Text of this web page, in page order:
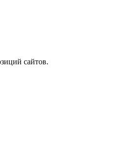
сайтов.